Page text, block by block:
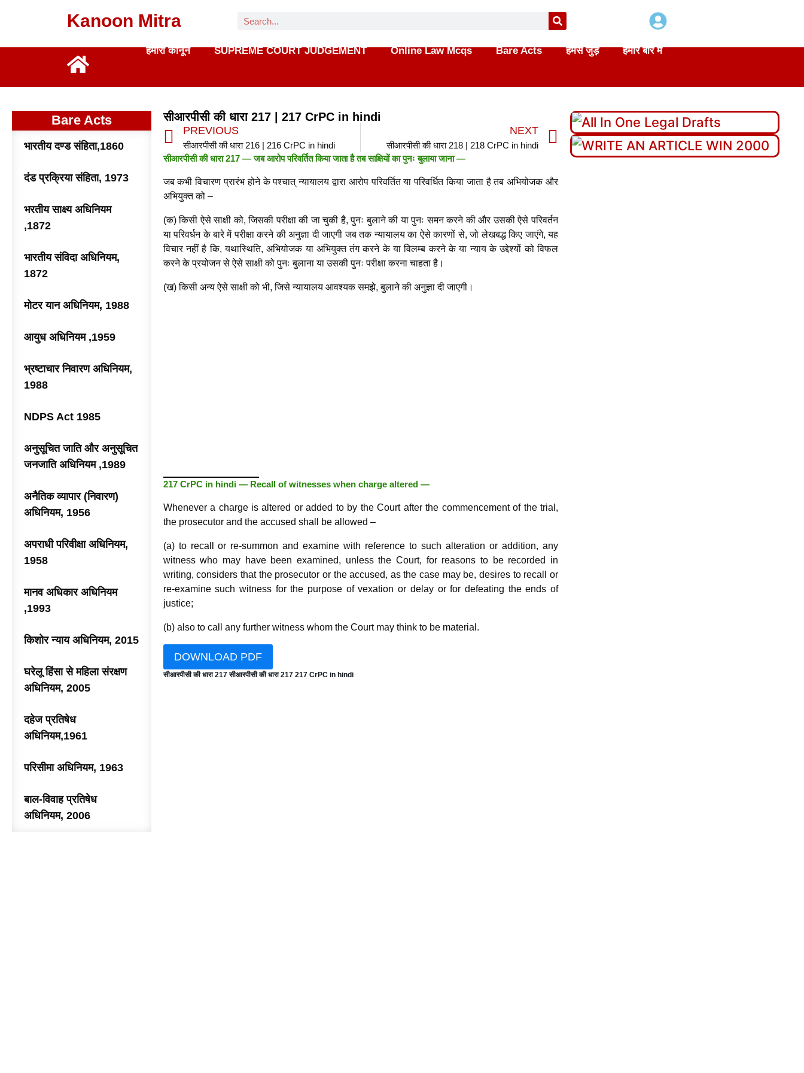
Kanoon Mitra
हमारा कानून SUPREME COURT JUDGEMENT Online Law Mcqs Bare Acts हमसे जुड़े हमारे बारे में
Bare Acts
भारतीय दण्ड संहिता,1860
दंड प्रक्रिया संहिता, 1973
भरतीय साक्ष्य अधिनियम
,1872
भारतीय संविदा अधिनियम,
1872
मोटर यान अधिनियम, 1988
आयुध अधिनियम ,1959
भ्रष्टाचार निवारण अधिनियम,
1988
NDPS Act 1985
अनुसूचित जाति और अनुसूचित
जनजाति अधिनियम ,1989
अनैतिक व्यापार (निवारण)
अधिनियम, 1956
अपराधी परिवीक्षा अधिनियम,
1958
मानव अधिकार अधिनियम
,1993
किशोर न्याय अधिनियम, 2015
घरेलू हिंसा से महिला संरक्षण
अधिनियम, 2005
दहेज प्रतिषेध
अधिनियम,1961
परिसीमा अधिनियम, 1963
बाल-विवाह प्रतिषेध
अधिनियम, 2006
सीआरपीसी की धारा 217 | 217 CrPC in hindi
PREVIOUS
सीआरपीसी की धारा 216 | 216 CrPC in hindi
NEXT
सीआरपीसी की धारा 218 | 218 CrPC in hindi
सीआरपीसी की धारा 217 — जब आरोप परिवर्तित किया जाता है तब साक्षियों का पुनः बुलाया जाना —
जब कभी विचारण प्रारंभ होने के पश्चात् न्यायालय द्वारा आरोप परिवर्तित या परिवर्धित किया जाता है तब अभियोजक और
अभियुक्त को –
(क) किसी ऐसे साक्षी को, जिसकी परीक्षा की जा चुकी है, पुनः बुलाने की या पुनः समन करने की और उसकी ऐसे परिवर्तन
या परिवर्धन के बारे में परीक्षा करने की अनुज्ञा दी जाएगी जब तक न्यायालय का ऐसे कारणों से, जो लेखबद्ध किए जाएंगे, यह
विचार नहीं है कि, यथास्थिति, अभियोजक या अभियुक्त तंग करने के या विलम्ब करने के या न्याय के उद्देश्यों को विफल
करने के प्रयोजन से ऐसे साक्षी को पुनः बुलाना या उसकी पुनः परीक्षा करना चाहता है।
(ख) किसी अन्य ऐसे साक्षी को भी, जिसे न्यायालय आवश्यक समझे, बुलाने की अनुज्ञा दी जाएगी।
217 CrPC in hindi — Recall of witnesses when charge altered —
Whenever a charge is altered or added to by the Court after the commencement of the trial,
the prosecutor and the accused shall be allowed –
(a) to recall or re-summon and examine with reference to such alteration or addition, any
witness who may have been examined, unless the Court, for reasons to be recorded in
writing, considers that the prosecutor or the accused, as the case may be, desires to recall or
re-examine such witness for the purpose of vexation or delay or for defeating the ends of
justice;
(b) also to call any further witness whom the Court may think to be material.
DOWNLOAD PDF
सीआरपीसी की धारा 217 सीआरपीसी की धारा 217 217 CrPC in hindi